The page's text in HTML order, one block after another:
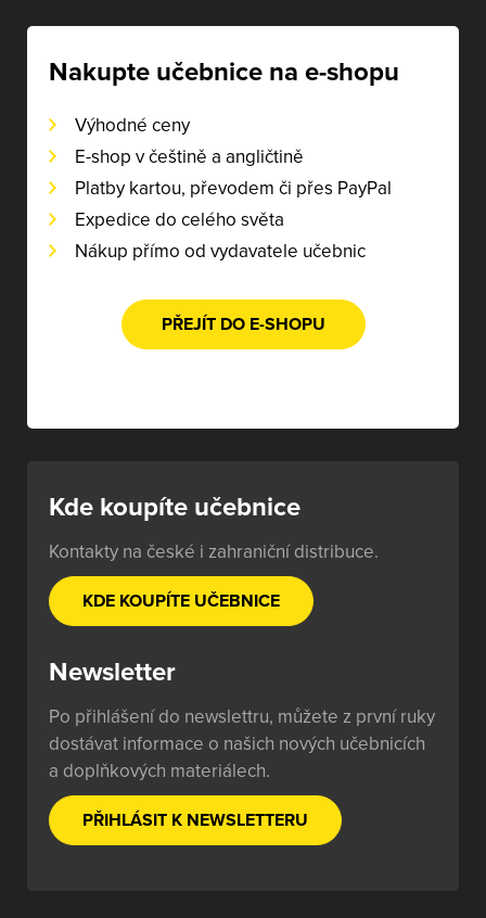
Nakupte učebnice na e-shopu
Výhodné ceny
E-shop v češtině a angličtině
Platby kartou, převodem či přes PayPal
Expedice do celého světa
Nákup přímo od vydavatele učebnic
PŘEJÍT DO E-SHOPU
Kde koupíte učebnice
Kontakty na české i zahraniční distribuce.
KDE KOUPÍTE UČEBNICE
Newsletter
Po přihlášení do newslettru, můžete z první ruky
dostávat informace o našich nových učebnicích
a doplňkových materiálech.
PŘIHLÁSIT K NEWSLETTERU